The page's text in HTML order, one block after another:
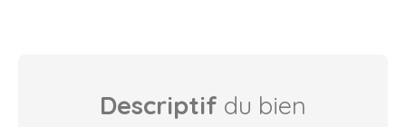
Descriptif du bien